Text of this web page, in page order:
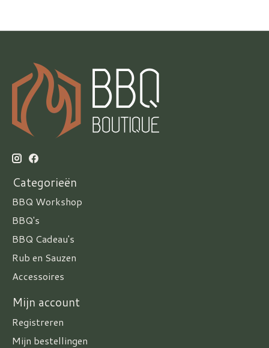
Categorieën
BBQ Workshop
BBQ's
BBQ Cadeau's
Rub en Sauzen
Accessoires
Mijn account
Registreren
Mijn bestellingen